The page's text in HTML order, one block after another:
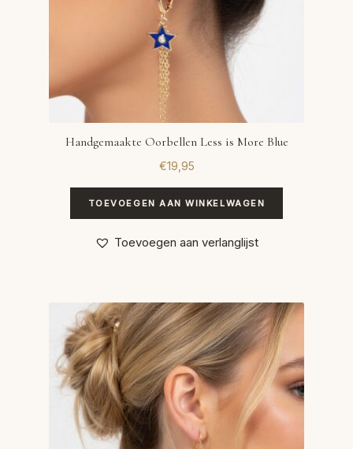
Handgemaakte Oorbellen Less is More Blue
€19,95
TOEVOEGEN AAN WINKELWAGEN
Toevoegen aan verlanglijst